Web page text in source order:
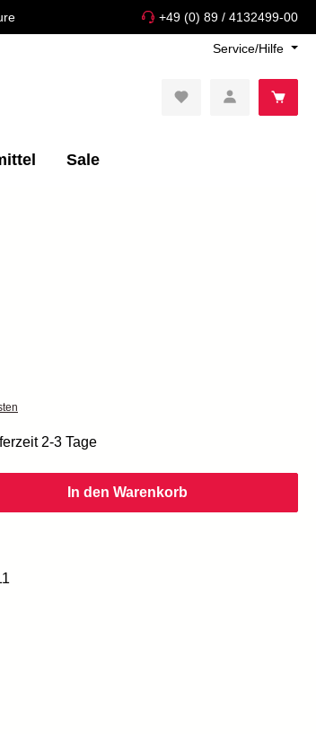
+49 (0) 89 / 4132499-00
Service/Hilfe
Sale
2-3 Tage
In den Warenkorb